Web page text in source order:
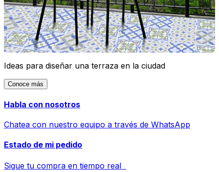
Ideas para diseñar una terraza en la ciudad
Conoce más
Habla con nosotros
Chatea con nuestro equipo a través de WhatsApp
Estado de mi pedido
Sigue tu compra en tiempo real